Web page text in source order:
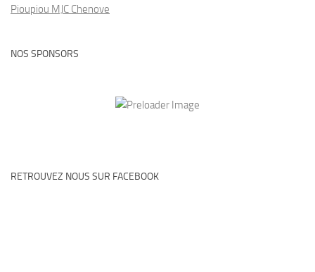
Pioupiou MJC Chenove
NOS SPONSORS
RETROUVEZ NOUS SUR FACEBOOK